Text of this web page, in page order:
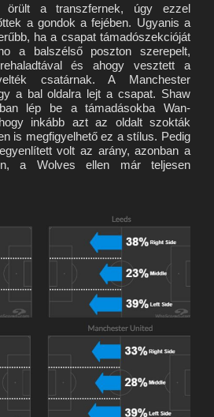
örült a transzfernek, úgy ezzel
a gondok a fejében. Ugyanis a
ha a csapat támadószekcióját
a balszélső poszton szerepelt,
és ahogy vesztett a
csatárnak. A Manchester
a bal oldalra lejt a csapat. Shaw
lép be a támadásokba Wan-
inkább azt az oldalt szokták
is megfigyelhető ez a stílus. Pedig
volt az arány, azonban a
a Wolves ellen már teljesen